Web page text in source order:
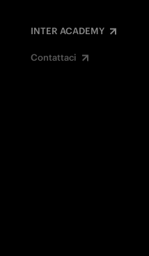
INTER ACADEMY
Contattaci